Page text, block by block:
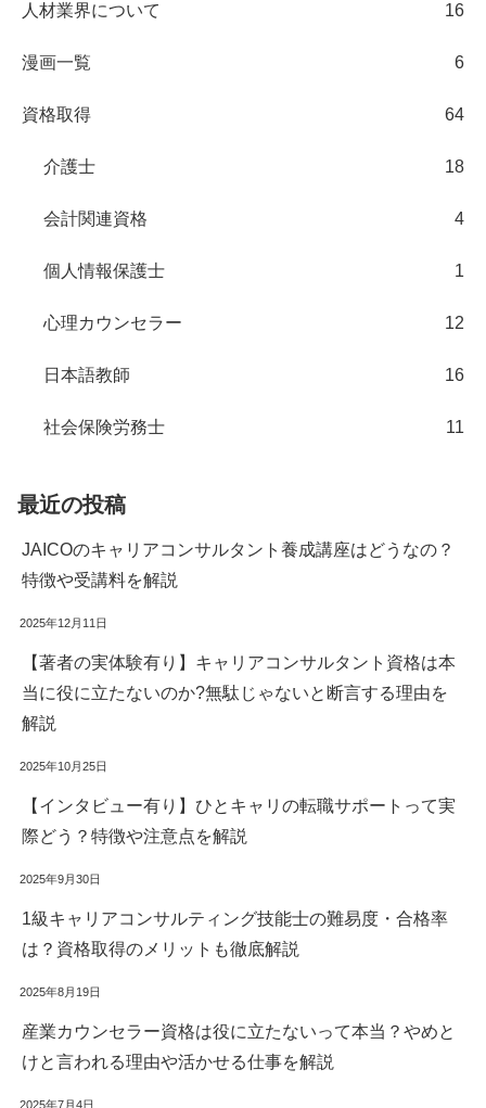
人材業界について 16
漫画一覧 6
資格取得 64
介護士 18
会計関連資格 4
個人情報保護士 1
心理カウンセラー 12
日本語教師 16
社会保険労務士 11
最近の投稿
JAICOのキャリアコンサルタント養成講座はどうなの？
特徴や受講料を解説
2025年12月11日
【著者の実体験有り】キャリアコンサルタント資格は本
当に役に立たないのか?無駄じゃないと断言する理由を
解説
2025年10月25日
【インタビュー有り】ひとキャリの転職サポートって実
際どう？特徴や注意点を解説
2025年9月30日
1級キャリアコンサルティング技能士の難易度・合格率
は？資格取得のメリットも徹底解説
2025年8月19日
産業カウンセラー資格は役に立たないって本当？やめと
けと言われる理由や活かせる仕事を解説
2025年7月4日